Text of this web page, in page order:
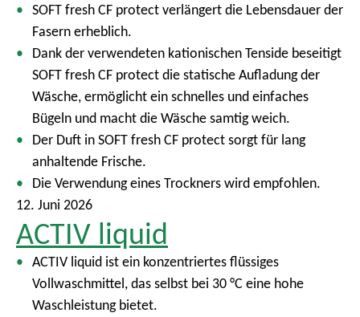
SOFT fresh CF protect verlängert die Lebensdauer der
Fasern erheblich.
Dank der verwendeten kationischen Tenside beseitigt
SOFT fresh CF protect die statische Aufladung der
Wäsche, ermöglicht ein schnelles und einfaches
Bügeln und macht die Wäsche samtig weich.
Der Duft in SOFT fresh CF protect sorgt für lang
anhaltende Frische.
Die Verwendung eines Trockners wird empfohlen.
12. Juni 2026
ACTIV liquid
ACTIV liquid ist ein konzentriertes flüssiges
Vollwaschmittel, das selbst bei 30 °C eine hohe
Waschleistung bietet.